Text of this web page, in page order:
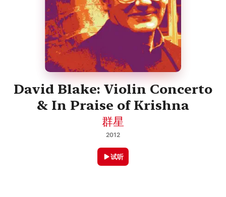
David Blake: Violin Concerto
& In Praise of Krishna
群星
2012
试听